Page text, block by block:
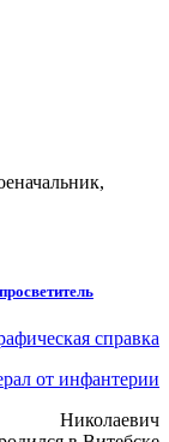
справка
от инфантерии
Николаевич